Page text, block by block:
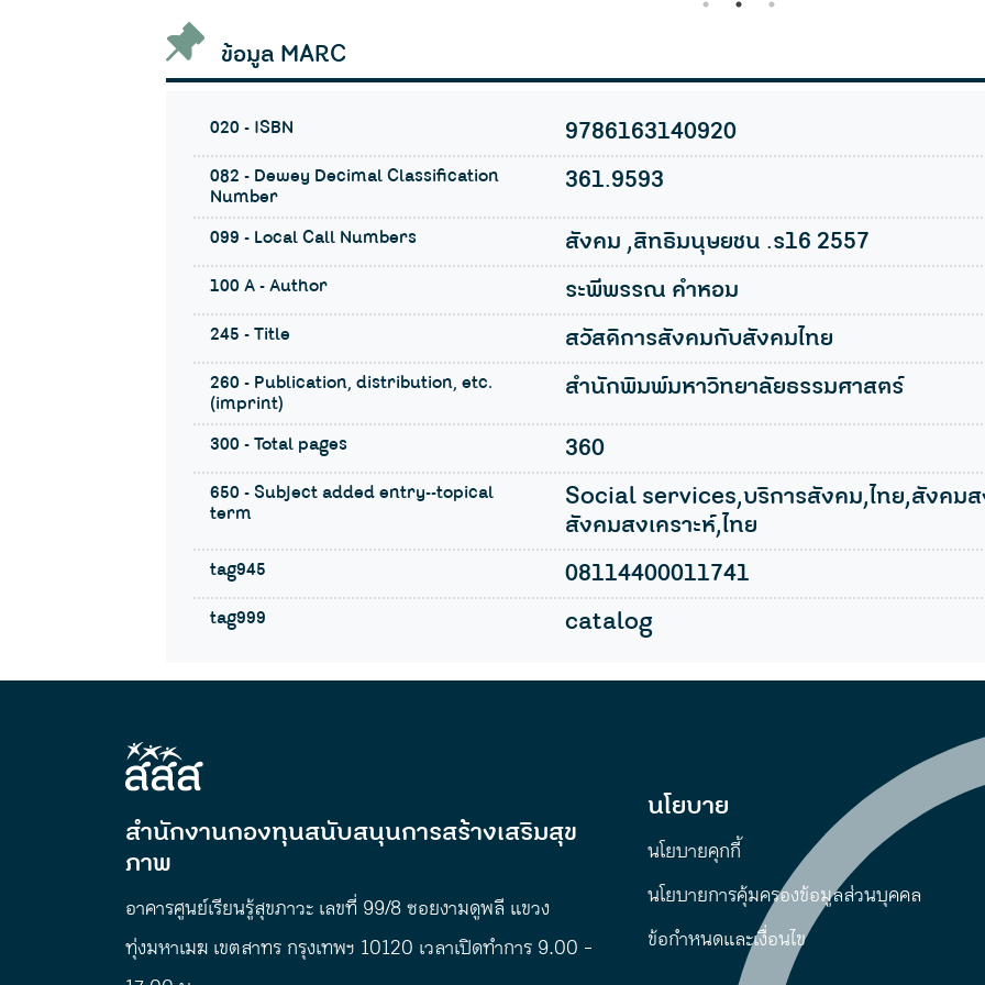
1 2 3
ข้อมูล MARC
020 - ISBN 9786163140920
082 - Dewey Decimal Classification
Number
361.9593
099 - Local Call Numbers สังคม ,สิทธิมนุษยชน .ร16 2557
100 A - Author ระพีพรรณ คำหอม
245 - Title สวัสดิการสังคมกับสังคมไทย
260 - Publication, distribution, etc.
(imprint)
สำนักพิมพ์มหาวิทยาลัยธรรมศาสตร์
300 - Total pages 360
650 - Subject added entry--topical
term
Social services,บริการสังคม,ไทย,สังคมส
สังคมสงเคราะห์,ไทย
tag945 08114400011741
tag999 catalog
สำนักงานกองทุนสนับสนุนการสร้างเสริมสุข
ภาพ
อาคารศูนย์เรียนรู้สุขภาวะ เลขที่ 99/8 ซอยงามดูพลี แขวง
ทุ่งมหาเมฆ เขตสาทร กรุงเทพฯ 10120 เวลาเปิดทำการ 9.00 -
นโยบาย
นโยบายคุกกี้
นโยบายการคุ้มครองข้อมูลส่วนบุคคล
ข้อกำหนดและเงื่อนไข